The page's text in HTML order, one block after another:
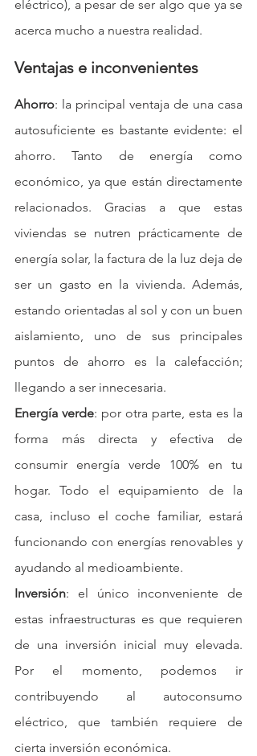
eléctrico), a pesar de ser algo que ya se
acerca mucho a nuestra realidad.
Ventajas e inconvenientes
Ahorro: la principal ventaja de una casa
autosuficiente es bastante evidente: el
ahorro. Tanto de energía como
económico, ya que están directamente
relacionados. Gracias a que estas
viviendas se nutren prácticamente de
energía solar, la factura de la luz deja de
ser un gasto en la vivienda. Además,
estando orientadas al sol y con un buen
aislamiento, uno de sus principales
puntos de ahorro es la calefacción;
llegando a ser innecesaria.
Energía verde: por otra parte, esta es la
forma más directa y efectiva de
consumir energía verde 100% en tu
hogar. Todo el equipamiento de la
casa, incluso el coche familiar, estará
funcionando con energías renovables y
ayudando al medioambiente.
Inversión: el único inconveniente de
estas infraestructuras es que requieren
de una inversión inicial muy elevada.
Por el momento, podemos ir
contribuyendo al autoconsumo
eléctrico, que también requiere de
cierta inversión económica.